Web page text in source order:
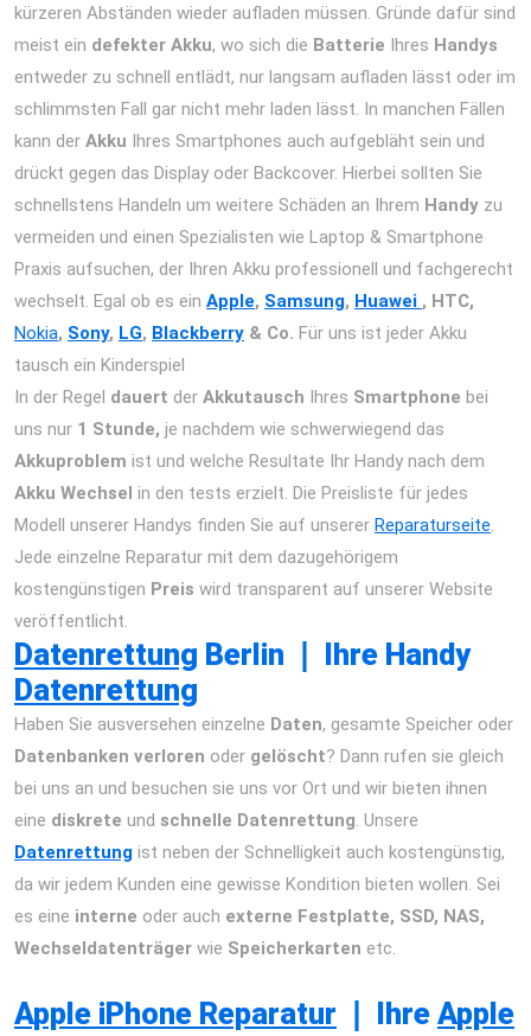
kürzeren Abständen wieder aufladen müssen. Gründe dafür sind
meist ein defekter Akku, wo sich die Batterie Ihres Handys
entweder zu schnell entlädt, nur langsam aufladen lässt oder im
schlimmsten Fall gar nicht mehr laden lässt. In manchen Fällen
kann der Akku Ihres Smartphones auch aufgebläht sein und
drückt gegen das Display oder Backcover. Hierbei sollten Sie
schnellstens Handeln um weitere Schäden an Ihrem Handy zu
vermeiden und einen Spezialisten wie Laptop & Smartphone
Praxis aufsuchen, der Ihren Akku professionell und fachgerecht
wechselt. Egal ob es ein Apple, Samsung, Huawei , HTC,
Nokia, Sony, LG, Blackberry & Co. Für uns ist jeder Akku
tausch ein Kinderspiel
In der Regel dauert der Akkutausch Ihres Smartphone bei
uns nur 1 Stunde, je nachdem wie schwerwiegend das
Akkuproblem ist und welche Resultate Ihr Handy nach dem
Akku Wechsel in den tests erzielt. Die Preisliste für jedes
Modell unserer Handys finden Sie auf unserer Reparaturseite.
Jede einzelne Reparatur mit dem dazugehörigem
kostengünstigen Preis wird transparent auf unserer Website
veröffentlicht.
Datenrettung Berlin
Ihre Handy
Datenrettung
Haben Sie ausversehen einzelne Daten, gesamte Speicher oder
Datenbanken verloren oder gelöscht? Dann rufen sie gleich
bei uns an und besuchen sie uns vor Ort und wir bieten ihnen
eine diskrete und schnelle Datenrettung. Unsere
Datenrettung ist neben der Schnelligkeit auch kostengünstig,
da wir jedem Kunden eine gewisse Kondition bieten wollen. Sei
es eine interne oder auch externe Festplatte, SSD, NAS,
Wechseldatenträger wie Speicherkarten etc.
Apple iPhone Reparatur Ihre Apple